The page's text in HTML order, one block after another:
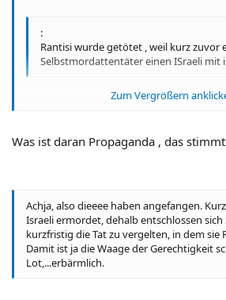
:
Rantisi wurde getötet , weil kurz zuvor
Selbstmordattentäter einen ISraeli mit
Zum Vergrößern
Das habe ich schonmal geschrieben .
Zum Vergrößern
Was ist daran Propaganda , das
Achja, also dieeee haben angefangen.
Israeli ermordet, dehalb entschlossen sich
kurzfristig die Tat zu vergelten, in dem sie
Damit ist ja die Waage der Gerechtigkeit
Lot,...erbärmlich.